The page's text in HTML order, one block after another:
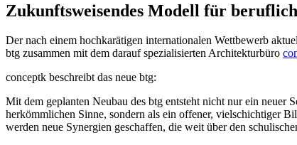
Zukunftsweisendes Modell für
Der nach einem hochkarätigen internationalen Wettbewerb
btg zusammen mit dem darauf spezialisierten Architekturbüro
conceptk beschreibt das neue btg:
Mit dem geplanten Neubau des btg entsteht nicht nur ein neuer
herkömmlichen Sinne, sondern als ein offener, vielschichtiger
werden neue Synergien geschaffen, die weit über den